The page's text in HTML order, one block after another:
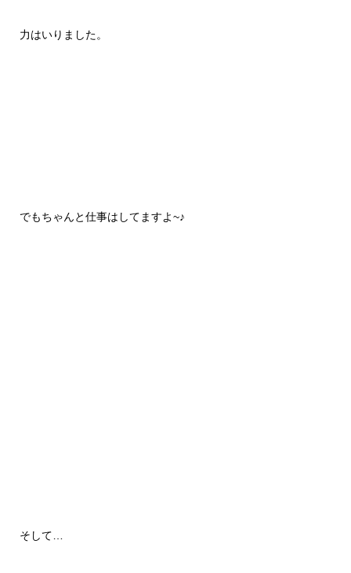
力はいりました。
でもちゃんと仕事はしてますよ~♪
そして…